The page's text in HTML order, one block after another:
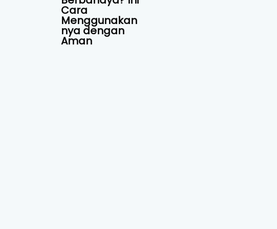
Cara
Menggunakan
nya dengan
Aman